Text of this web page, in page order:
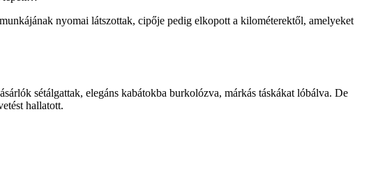
nyomai látszottak, cipője pedig elkopott a kilométerektől, amelyeket
sétálgattak, elegáns kabátokba burkolózva, márkás táskákat lóbálva. De
hallatott.